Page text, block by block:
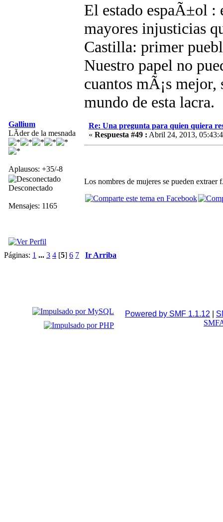
El estado espaÃ±ol :
mayores injusticias
Castilla: primer
Nuestro papel no
cuantos mÃ¡s
mundo de esta lacra.
Gallium
LÃ­der de la mesnada
Aplausos: +35/-8
Desconectado
Mensajes: 1165
Re: Una pregunta para quien quiera
« Respuesta #49 : Abril 24, 2013,
Los nombres de mujeres se pueden extraer
Páginas: 1 ... 3 4 [5] 6 7 Ir Arriba
Powered by SMF 1.1.12